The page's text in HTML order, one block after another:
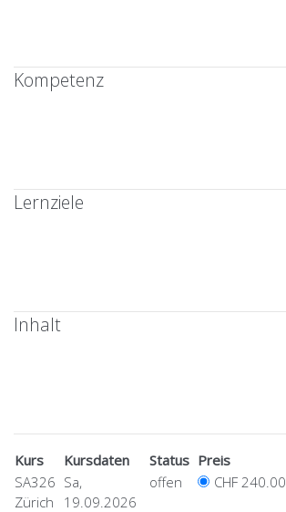
Kompetenz
Lernziele
Inhalt
Kurs Kursdaten Status Preis
SA326
Zürich
Sa,
19.09.2026
offen CHF 240.00